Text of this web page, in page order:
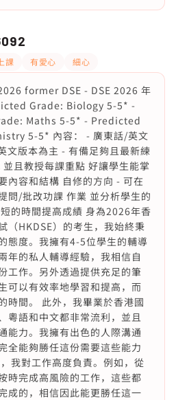
課 有愛心 細心
former DSE - DSE 2026 年
Grade: Biology 5-5* -
Maths 5-5* - Predicted
5-5* 內容： - 廣東話/英文
文版本為主 - 有備足夠且最新練
且教授每課重點 好讓學生能掌
內容和結構 自修的方向 - 可在
問/批改功課 作業 並分析學生的
的時間提高成績 身為2026年香
（HKDSE）的考生，我始終秉
態度。我擁有4-5位學生的輔導
年的私人輔導經驗，我相信自
工作。另外透過提供充足的筆
可以有效率地學習和提高，而
時間。 此外，我畢業於香港國
粵語和中文都非常流利，並且
能力。我擁有出色的人際溝通
全能夠勝任這份需要這些能力
我對工作高度負責。例如，從
時完成高風險的工作，這些都
成的，相信因此能更勝任這一